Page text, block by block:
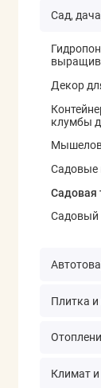
Сад,
Декор
клумбы
Садовые
Садовая
Садовый
Плитка
Климат и